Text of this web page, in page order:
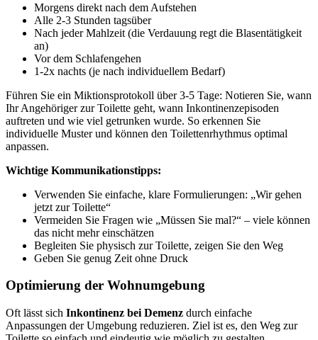
Morgens direkt nach dem Aufstehen
Alle 2-3 Stunden tagsüber
Nach jeder Mahlzeit (die Verdauung regt die Blasentätigkeit
an)
Vor dem Schlafengehen
1-2x nachts (je nach individuellem Bedarf)
Führen Sie ein Miktionsprotokoll über 3-5 Tage: Notieren Sie, wann
Ihr Angehöriger zur Toilette geht, wann Inkontinenzepisoden
auftreten und wie viel getrunken wurde. So erkennen Sie
individuelle Muster und können den Toilettenrhythmus optimal
anpassen.
Wichtige Kommunikationstipps:
Verwenden Sie einfache, klare Formulierungen: „Wir gehen
jetzt zur Toilette“
Vermeiden Sie Fragen wie „Müssen Sie mal?“ – viele können
das nicht mehr einschätzen
Begleiten Sie physisch zur Toilette, zeigen Sie den Weg
Geben Sie genug Zeit ohne Druck
Optimierung der Wohnumgebung
Oft lässt sich Inkontinenz bei Demenz durch einfache
Anpassungen der Umgebung reduzieren. Ziel ist es, den Weg zur